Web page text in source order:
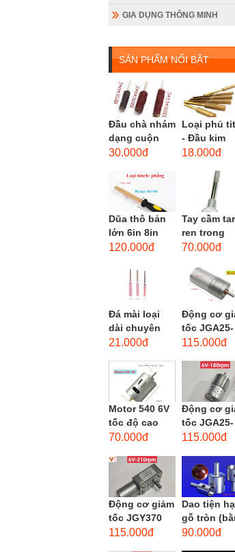
GIA DỤNG THÔNG MINH
SẢN PHẨM NỔI BẬT
Đầu chà nhám
dạng cuộn
loại dài gắn
cốt 3mm
đầu...
30.000đ
Loại phủ
- Đầu kim
cương hình
(mũi mài...
18.000đ
Dũa thô bản
lớn 6in 8in
phẳng - độ
120.000đ
Tay cầm
ren trong
dùng cho
M12
70.000đ
Đá mài loại
dài chuyên
dùng mài
loại, đá mài
cạnh,...
21.000đ
Động cơ
tốc JGA25-
370 3-12
mini
115.000đ
Motor 540 6V
tốc độ cao
20.000 vòng/
torque
70.000đ
Động cơ
tốc JGA25-
310 6-12
mini
310
115.000đ
Động cơ giảm
tốc JGY370
DC bánh răng
115.000đ
Dao tiện
gỗ tròn
thép trắng)
90.000đ